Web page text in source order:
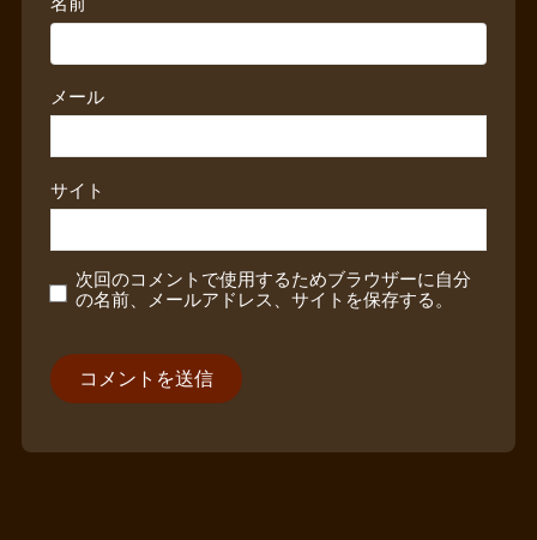
メール
サイト
次回のコメントで使用するためブラウザーに自分
の名前、メールアドレス、サイトを保存する。